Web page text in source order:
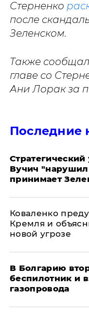
Стерненко
после
Зеленском.
Также
главе со
Ани Лорак за
Последние
Вучич "нарушил
принимает
Коваленко
Кремля и
новой угрозе
В Болгарию
беспилотник и
газопровода